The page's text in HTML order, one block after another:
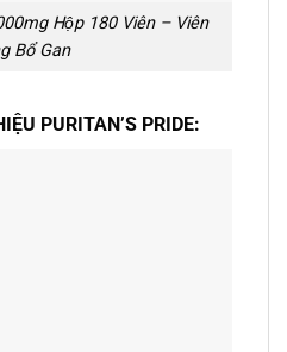
Hộp 180 Viên – Viên
Bổ Gan
PURITAN’S PRIDE: